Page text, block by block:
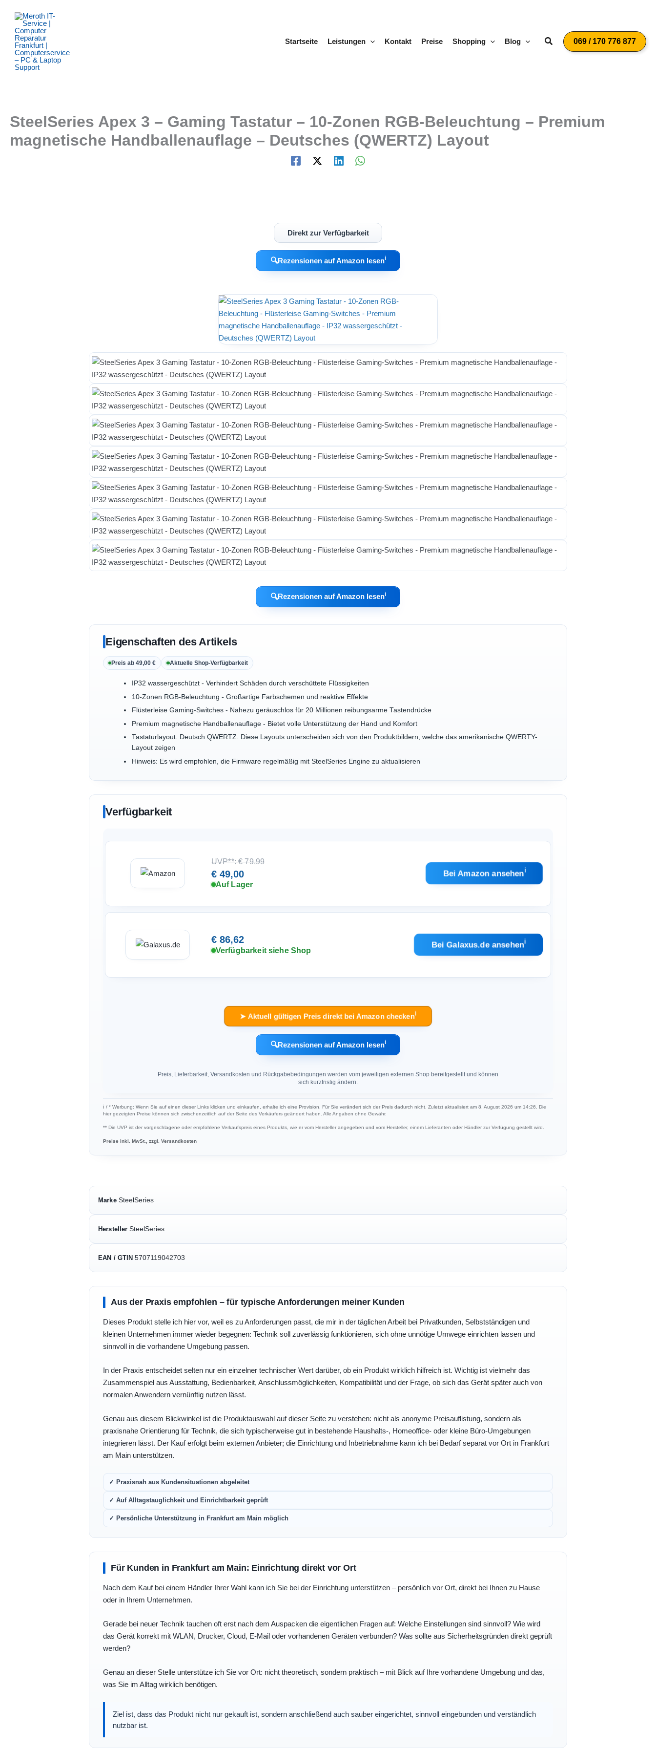
Inhalt
springen
Startseite
Leistungen Kontakt Preise Shopping Blog Suchen069 / 170 776 877
SteelSeries Apex 3 – Gaming Tastatur – 10-Zonen RGB-Beleuchtung – Premium
magnetische Handballenauflage – Deutsches (QWERTZ) Layout
Direkt zur Verfügbarkeit
🔍Rezensionen auf Amazon lesenℹ︎
🔍Rezensionen auf Amazon lesenℹ︎
Eigenschaften des Artikels
Preis ab 49,00 € Aktuelle Shop-Verfügbarkeit
IP32 wassergeschützt - Verhindert Schäden durch verschüttete Flüssigkeiten
10-Zonen RGB-Beleuchtung - Großartige Farbschemen und reaktive Effekte
Flüsterleise Gaming-Switches - Nahezu geräuschlos für 20 Millionen reibungsarme Tastendrücke
Premium magnetische Handballenauflage - Bietet volle Unterstützung der Hand und Komfort
Tastaturlayout: Deutsch QWERTZ. Diese Layouts unterscheiden sich von den Produktbildern, welche das amerikanische QWERTY-
Layout zeigen
Hinweis: Es wird empfohlen, die Firmware regelmäßig mit SteelSeries Engine zu aktualisieren
Verfügbarkeit
UVP**: € 79,99
€ 49,00
Auf Lager
Bei Amazon ansehenℹ︎
€ 86,62
Verfügbarkeit siehe Shop
Bei Galaxus.de ansehenℹ︎
➤ Aktuell gültigen Preis direkt bei Amazon checkenℹ︎
🔍Rezensionen auf Amazon lesenℹ︎
Preis, Lieferbarkeit, Versandkosten und Rückgabebedingungen werden vom jeweiligen externen Shop bereitgestellt und können
sich kurzfristig ändern.
ℹ︎ / * Werbung: Wenn Sie auf einen dieser Links klicken und einkaufen, erhalte ich eine Provision. Für Sie verändert sich der Preis dadurch nicht. Zuletzt aktualisiert am 8. August 2026 um 14:26. Die
hier gezeigten Preise können sich zwischenzeitlich auf der Seite des Verkäufers geändert haben. Alle Angaben ohne Gewähr.
** Die UVP ist der vorgeschlagene oder empfohlene Verkaufspreis eines Produkts, wie er vom Hersteller angegeben und vom Hersteller, einem Lieferanten oder Händler zur Verfügung gestellt wird.
Preise inkl. MwSt., zzgl. Versandkosten
Marke SteelSeries
Hersteller SteelSeries
EAN / GTIN 5707119042703
Aus der Praxis empfohlen – für typische Anforderungen meiner Kunden
Dieses Produkt stelle ich hier vor, weil es zu Anforderungen passt, die mir in der täglichen Arbeit bei Privatkunden, Selbstständigen und
kleinen Unternehmen immer wieder begegnen: Technik soll zuverlässig funktionieren, sich ohne unnötige Umwege einrichten lassen und
sinnvoll in die vorhandene Umgebung passen.
In der Praxis entscheidet selten nur ein einzelner technischer Wert darüber, ob ein Produkt wirklich hilfreich ist. Wichtig ist vielmehr das
Zusammenspiel aus Ausstattung, Bedienbarkeit, Anschlussmöglichkeiten, Kompatibilität und der Frage, ob sich das Gerät später auch von
normalen Anwendern vernünftig nutzen lässt.
Genau aus diesem Blickwinkel ist die Produktauswahl auf dieser Seite zu verstehen: nicht als anonyme Preisauflistung, sondern als
praxisnahe Orientierung für Technik, die sich typischerweise gut in bestehende Haushalts-, Homeoffice- oder kleine Büro-Umgebungen
integrieren lässt. Der Kauf erfolgt beim externen Anbieter; die Einrichtung und Inbetriebnahme kann ich bei Bedarf separat vor Ort in Frankfurt
am Main unterstützen.
✓ Praxisnah aus Kundensituationen abgeleitet
✓ Auf Alltagstauglichkeit und Einrichtbarkeit geprüft
✓ Persönliche Unterstützung in Frankfurt am Main möglich
Für Kunden in Frankfurt am Main: Einrichtung direkt vor Ort
Nach dem Kauf bei einem Händler Ihrer Wahl kann ich Sie bei der Einrichtung unterstützen – persönlich vor Ort, direkt bei Ihnen zu Hause
oder in Ihrem Unternehmen.
Gerade bei neuer Technik tauchen oft erst nach dem Auspacken die eigentlichen Fragen auf: Welche Einstellungen sind sinnvoll? Wie wird
das Gerät korrekt mit WLAN, Drucker, Cloud, E-Mail oder vorhandenen Geräten verbunden? Was sollte aus Sicherheitsgründen direkt geprüft
werden?
Genau an dieser Stelle unterstütze ich Sie vor Ort: nicht theoretisch, sondern praktisch – mit Blick auf Ihre vorhandene Umgebung und das,
was Sie im Alltag wirklich benötigen.
Ziel ist, dass das Produkt nicht nur gekauft ist, sondern anschließend auch sauber eingerichtet, sinnvoll eingebunden und verständlich
nutzbar ist.